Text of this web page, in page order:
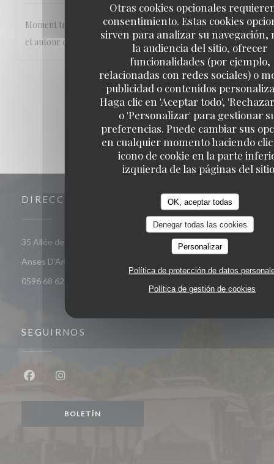
Otras cookies opcionales
consentimiento. Estas cookies
sirven para analizar su navegación,
la audiencia del sitio, ofrecer
funcionalidades (por ejemplo,
relacionadas con redes sociales) o
publicidad o contenidos
Haga clic en 'Aceptar todo',
o 'Personalizar' para gestionar
preferencias. Puede cambiar sus
en cualquier momento haciendo
icono de cookie en la parte
izquierda de las páginas del
OK, aceptar todas
Denegar todas las cookies
Personalizar
Política de protección de datos
Política de gestión de cookies
Moment très agréable les pieds dans l’eau , abrité du soleil
et autour de bons plats
1 2 3
DIRECCIÓN
35 Allée des Raisiniers, Quartier Grande Anse 97217 Les
Anses D'Arlet
0596 68 62 44
SEGUIRNOS
BOLETÍN